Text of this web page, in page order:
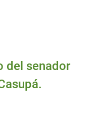
del senador